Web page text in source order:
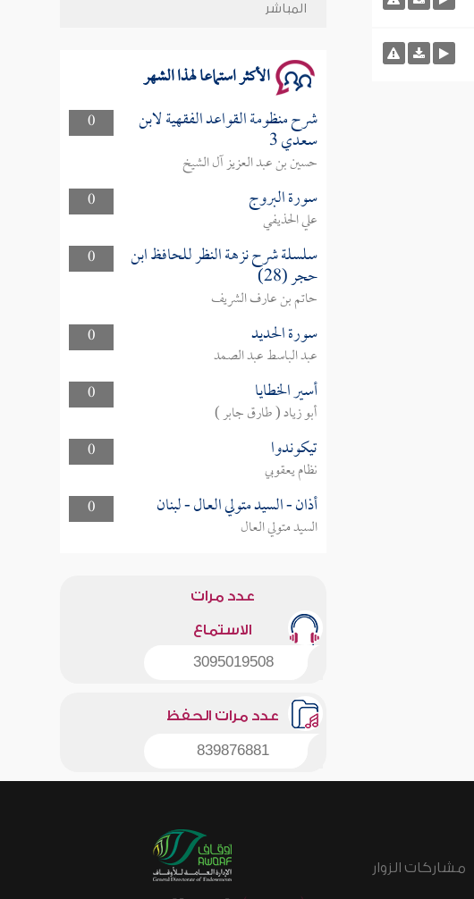
سلسلة محاضرات نفحات رمضانية
المباشر
الأكثر استماعا لهذا الشهر
0 شرح منظومة القواعد الفقهية لابن
سعدي 3
حسين بن عبد العزيز آل الشيخ
0
سورة البروج
علي الحذيفي
0
سلسلة شرح نزهة النظر للحافظ ابن
حجر (28)
حاتم بن عارف الشريف
0
سورة الحديد
عبد الباسط عبد الصمد
0
أسير الخطايا
أبو زياد ( طارق جابر )
0
تيكوندوا
نظام يعقوبي
0
أذان - السيد متولي العال - لبنان
السيد متولي العال
عدد مرات
الاستماع
3095019508
عدد مرات الحفظ
839876881
مشاركات الزوار